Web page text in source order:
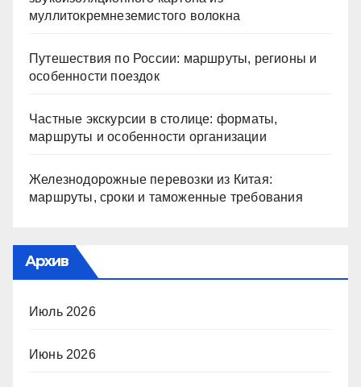
муллитокремнеземистого волокна
Путешествия по России: маршруты, регионы и
особенности поездок
Частные экскурсии в столице: форматы,
маршруты и особенности организации
Железнодорожные перевозки из Китая:
маршруты, сроки и таможенные требования
Архив
Июль 2026
Июнь 2026